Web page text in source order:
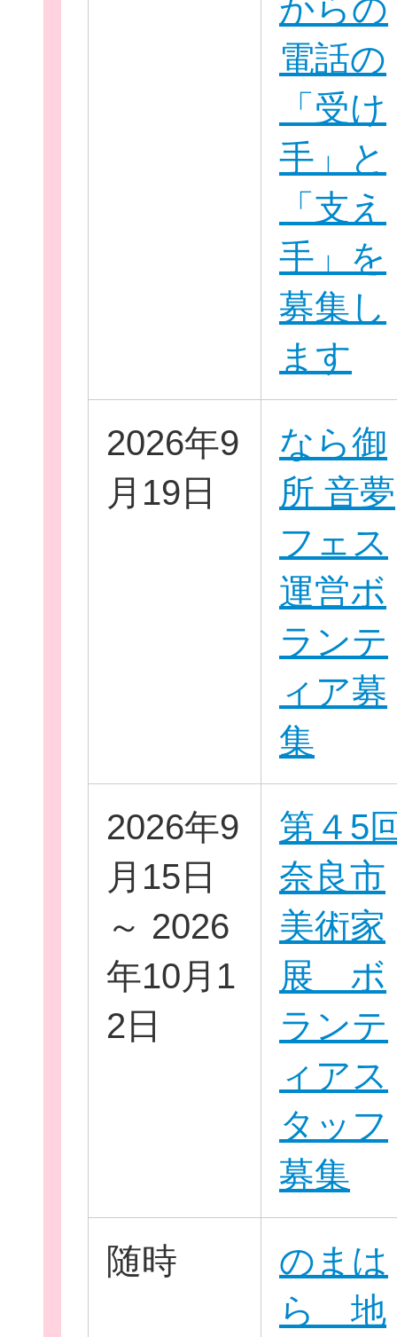
ログイ
新規登
ボランティ
企業・
ログイ
からの
電話の
「受け
手」と
「支え
手」を
募集し
ます
2026年9
月19日
なら御
所 音夢
フェス
運営ボ
ランテ
ィア募
集
2026年9
月15日
～ 2026
年10月1
2日
第４5
奈良市
美術家
展 ボ
ランテ
ィアス
タッフ
募集
随時
のまは
ら 地